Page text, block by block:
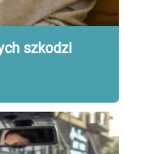
szkodzi